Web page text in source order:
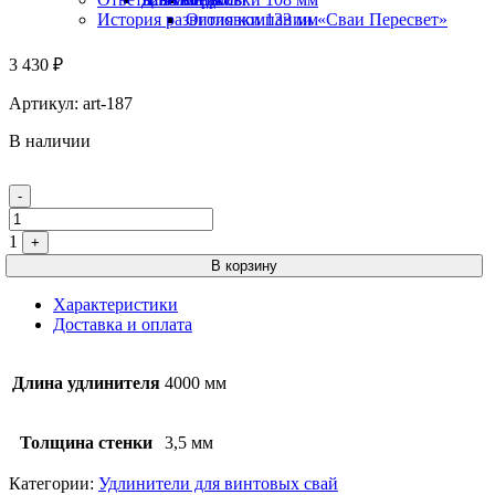
Оголовки 133 мм
История развития компании «Сваи Пересвет»
3 430 ₽
Артикул: art-187
В наличии
Quantity
-
1
+
В корзину
Характеристики
Доставка и оплата
Длина удлинителя 4000 мм
Толщина стенки 3,5 мм
Категории: Удлинители для винтовых свай